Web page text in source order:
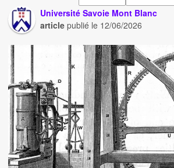
Université Savoie Mont Blanc
article publié le 12/06/2026